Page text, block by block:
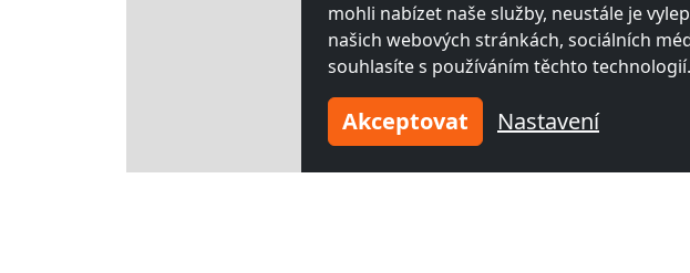
mohli nabízet naše služby, neustále je
našich webových stránkách, sociálních
souhlasíte s používáním těchto technologií.
Akceptovat Nastavení